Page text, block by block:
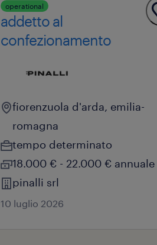
operational
addetto al
confezionamento
fiorenzuola d'arda, emilia-
romagna
tempo determinato
18.000 € - 22.000 € annuale
pinalli srl
10 luglio 2026